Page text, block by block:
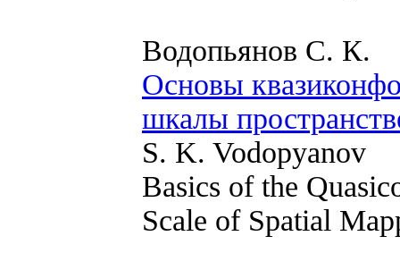
Водопьянов С. К.
Основы
шкалы
S. K. Vodopyanov
Basics of the
Scale of Spatial